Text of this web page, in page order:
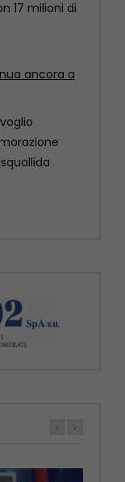
di anfore
di epoca
tra il